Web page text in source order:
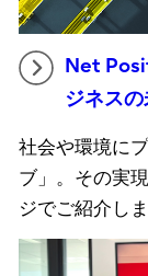
Net
ジネス
社会や環境に
ブ」。その実
ジでご紹介しま